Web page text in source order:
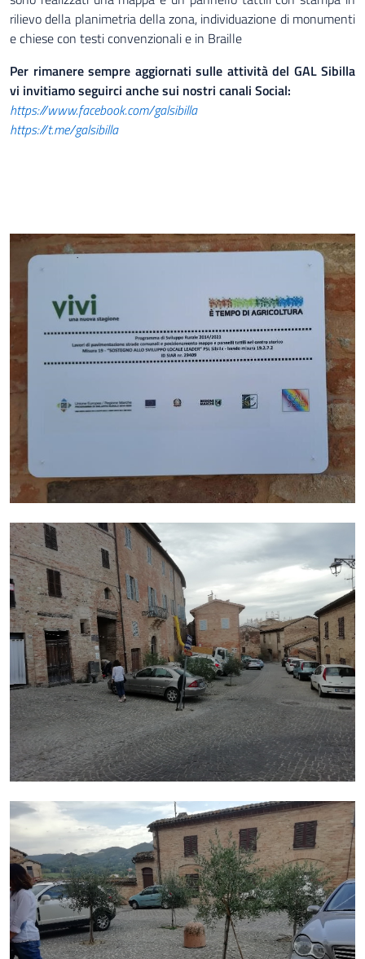
rilievo della planimetria della zona, individuazione di monumenti
e chiese con testi convenzionali e in Braille
Per rimanere sempre aggiornati sulle attività del GAL Sibilla
vi invitiamo seguirci anche sui nostri canali Social:
https://www.facebook.com/galsibilla
https://t.me/galsibilla